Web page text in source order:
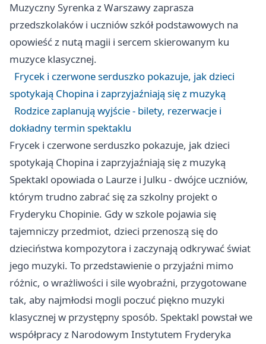
Muzyczny Syrenka z Warszawy zaprasza
przedszkolaków i uczniów szkół podstawowych na
opowieść z nutą magii i sercem skierowanym ku
muzyce klasycznej.
Frycek i czerwone serduszko pokazuje, jak dzieci
spotykają Chopina i zaprzyjaźniają się z muzyką
Rodzice zaplanują wyjście - bilety, rezerwacje i
dokładny termin spektaklu
Frycek i czerwone serduszko pokazuje, jak dzieci
spotykają Chopina i zaprzyjaźniają się z muzyką
Spektakl opowiada o Laurze i Julku - dwójce uczniów,
którym trudno zabrać się za szkolny projekt o
Fryderyku Chopinie. Gdy w szkole pojawia się
tajemniczy przedmiot, dzieci przenoszą się do
dzieciństwa kompozytora i zaczynają odkrywać świat
jego muzyki. To przedstawienie o przyjaźni mimo
różnic, o wrażliwości i sile wyobraźni, przygotowane
tak, aby najmłodsi mogli poczuć piękno muzyki
klasycznej w przystępny sposób. Spektakl powstał we
współpracy z Narodowym Instytutem Fryderyka